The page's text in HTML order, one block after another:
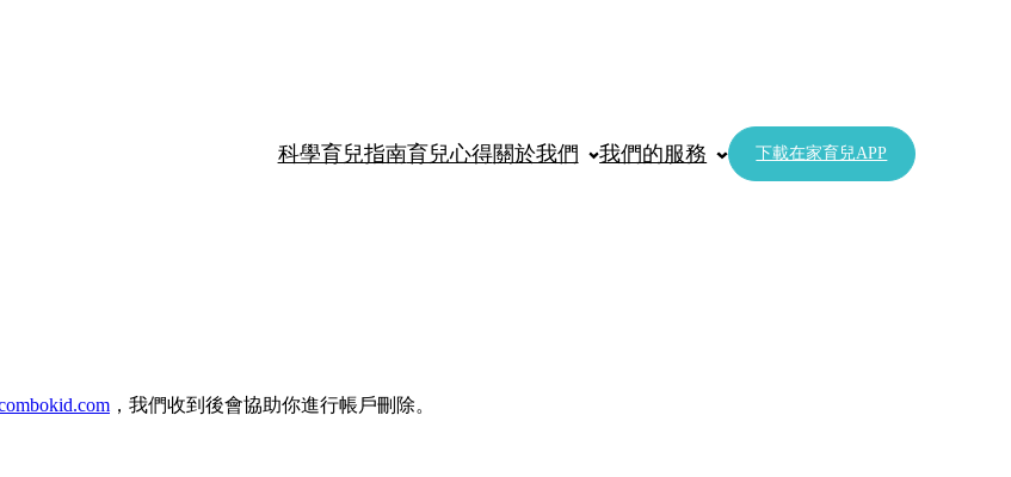
科學育兒指南育兒心得關於我們 我們的服務 下載在家育兒APP
，我們收到後會協助你進行帳戶刪除。